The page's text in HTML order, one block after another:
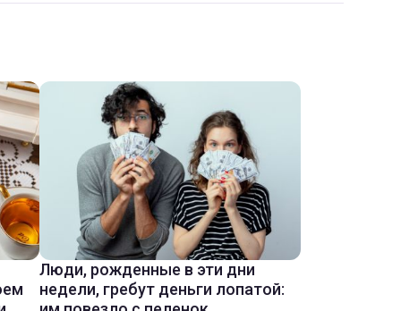
Люди, рожденные в эти дни
недели, гребут деньги лопатой: